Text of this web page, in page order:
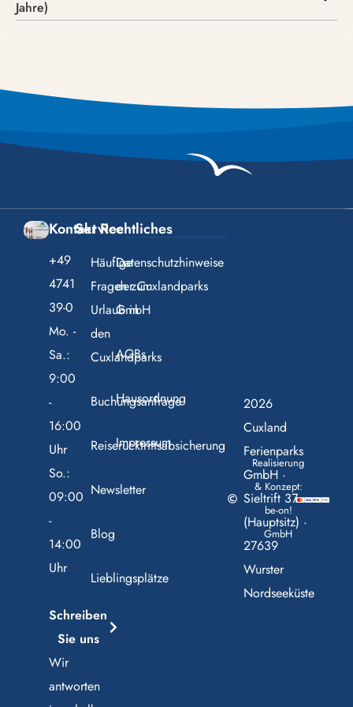
Kontakt
+49
4741
39-0
Mo. -
Sa.:
9:00
-
16:00
Uhr
So.:
09:00
-
14:00
Uhr
Schreiben
Sie uns
Wir
antworten
Service
Häufige
Fragen zum
Urlaub in
den
Cuxlandparks
Buchungsanfrage
Reiserücktrittsabsicherung
Newsletter
Blog
Lieblingsplätze
Rechtliches
Datenschutzhinweise
der Cuxlandparks
GmbH
AGBs
Hausordnung
Impressum
2026
Cuxland
Ferienparks
GmbH ·
Sieltrift 37
(Hauptsitz) ·
27639
Wurster
Nordseeküste
Realisierung
& Konzept:
be-on!
GmbH